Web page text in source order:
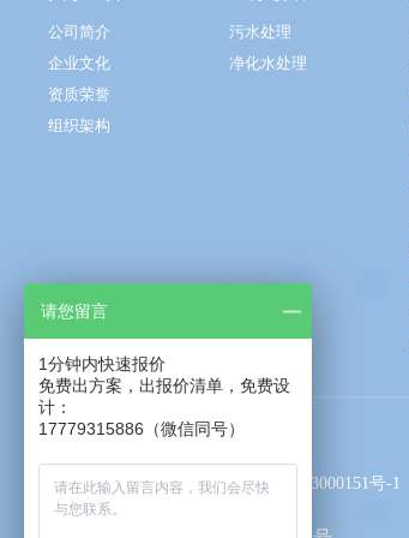
公司简介
企业文化
资质荣誉
组织架构
污水处理
净化水处理
友情链接 ：
江西旭邦设备有限公司赣ICP备2023000151号-1
请您留言
1分钟内快速报价
免费出方案，出报价清单，免费设
计：
17779315886（微信同号）